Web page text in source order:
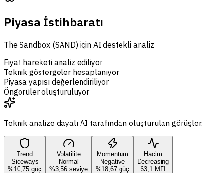
Piyasa İstihbaratı
The Sandbox (SAND) için AI destekli analiz
Fiyat hareketi analiz ediliyor
Teknik göstergeler hesaplanıyor
Piyasa yapısı değerlendiriliyor
Öngörüler oluşturuluyor
Teknik analize dayalı AI tarafından oluşturulan
Trend
Sideways
%10,75 güç
Volatilite
Normal
%3,56 seviye
Momentum
Negative
%18,67 güç
Hacim
Decreasing
63,1 MFI